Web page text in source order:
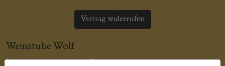
Vertrag widerrufen
Weinstube Wolf